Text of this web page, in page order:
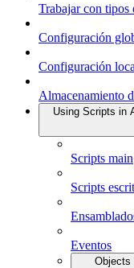
Trabajar con tipos
Configuración
Configuración
Almacenamiento
Using Scripts in
Scripts main
Scripts
Eventos
Objects